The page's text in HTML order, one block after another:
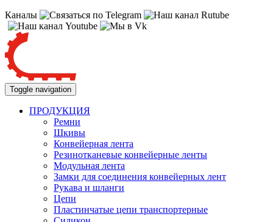
Каналы
Toggle navigation
ПРОДУКЦИЯ
Ремни
Шкивы
Конвейерная лента
Резинотканевые конвейерные ленты
Модульная лента
Замки для соединения конвейерных лент
Рукава и шланги
Цепи
Пластинчатые цепи транспортерные